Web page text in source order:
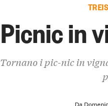
Picnic in
Tornano i pic-nic in
Da